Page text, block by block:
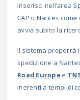
Inserisci nell’area
CAP o Nantes
avvia subito la
Il sistema proporrà
spedizione a
Road Europee
inerenti a tempi di